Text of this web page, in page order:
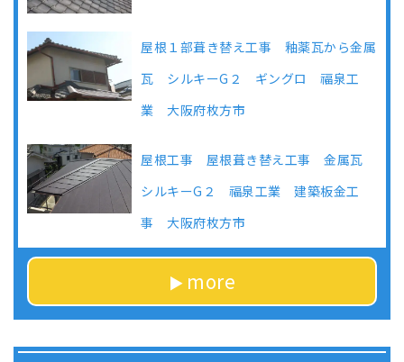
屋根１部葺き替え工事 釉薬瓦から金属
瓦 シルキーG２ ギングロ 福泉工
業 大阪府枚方市
屋根工事 屋根葺き替え工事 金属瓦
シルキーG２ 福泉工業 建築板金工
事 大阪府枚方市
more